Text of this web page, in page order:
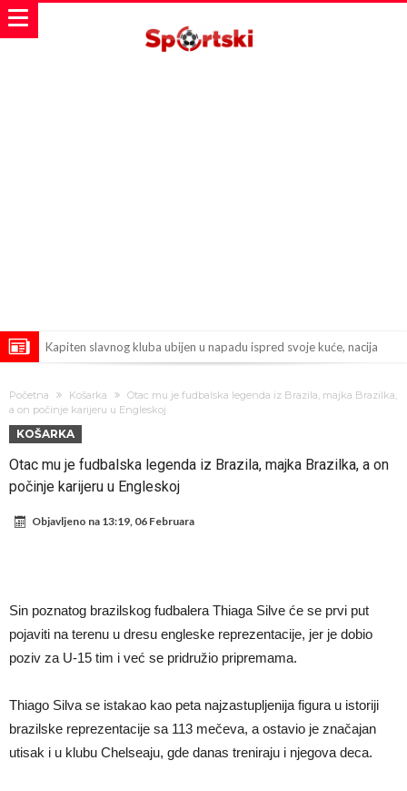
Kapiten slavnog kluba ubijen u napadu ispred svoje kuće, nacija
tjera suze
GROM USMRTIO FUDBALERA: Velika tragedija! Povrijeđeno još 12
igrača!
Mediji u Španiji konačno obznanili dugo očekivanu odluku: Vinicius
Junior je donio svoj izbor!
Гимараeš uspješno prošao ljekarske preglede u Arsenalu
Početna Košarka
Otac mu je fudbalska legenda iz Brazila, majka Brazilka,
a on počinje karijeru u Engleskoj
KOŠARKA
Otac mu je fudbalska legenda iz Brazila, majka Brazilka, a on
počinje karijeru u Engleskoj
Objavljeno na 13:19, 06 Februara
Sin poznatog brazilskog fudbalera Thiaga Silve će se prvi put
pojaviti na terenu u dresu engleske reprezentacije, jer je dobio
poziv za U-15 tim i već se pridružio pripremama.
Thiago Silva se istakao kao peta najzastupljenija figura u istoriji
brazilske reprezentacije sa 113 mečeva, a ostavio je značajan
utisak i u klubu Chelseaju, gde danas treniraju i njegova deca.